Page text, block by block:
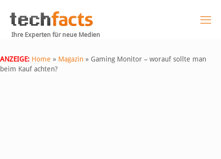
Ihre Experten für neue Medien
ANZEIGE: Home » Magazin » Gaming Monitor – worauf sollte man
beim Kauf achten?